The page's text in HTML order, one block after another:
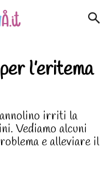
l’eritema
irriti la
Vediamo alcuni
e alleviare il